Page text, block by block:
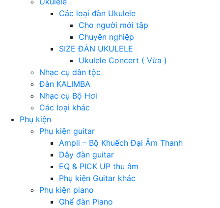
Các loại đàn Ukulele
Cho người mới tập
Chuyên nghiệp
SIZE ĐÀN UKULELE
Ukulele Concert ( Vừa )
Nhạc cụ dân tộc
Đàn KALIMBA
Nhạc cụ Bộ Hơi
Các loại khác
Phụ kiện
Phụ kiện guitar
Ampli – Bộ Khuếch Đại Âm Thanh
Dây đàn guitar
EQ & PICK UP thu âm
Phụ kiện Guitar khác
Phụ kiện piano
Ghế đàn Piano